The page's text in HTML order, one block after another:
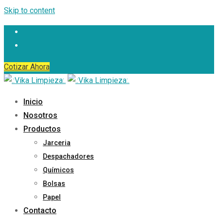
Skip to content
Cotizar Ahora
Inicio
Nosotros
Productos
Jarceria
Despachadores
Químicos
Bolsas
Papel
Contacto